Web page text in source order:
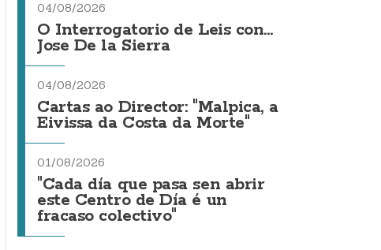
04/08/2026
O Interrogatorio de Leis con...
Jose De la Sierra
04/08/2026
Cartas ao Director: "Malpica, a
Eivissa da Costa da Morte"
01/08/2026
"Cada día que pasa sen abrir
este Centro de Día é un
fracaso colectivo"